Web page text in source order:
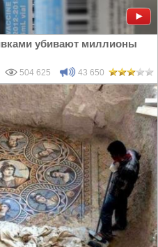
убивают миллионы
504 625 43 650